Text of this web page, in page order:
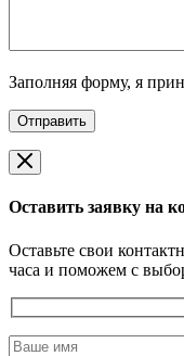
Заполняя форму, я
Оставить заявку на
Оставьте свои
часа и поможем с